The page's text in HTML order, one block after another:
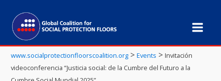
www.socialprotectionfloorscoalition.org >Events >Invitación
videoconferencia “Justicia social: de la Cumbre del Futuro a la